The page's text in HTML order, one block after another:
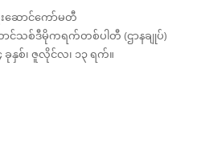
ဆောင်ကော်မတီ
င်သစ်ဒီမိုကရက်တစ်ပါတီ (ဌာနချုပ်)
ခုနှစ်၊ ဇူလိုင်လ၊ ၁၃ ရက်။